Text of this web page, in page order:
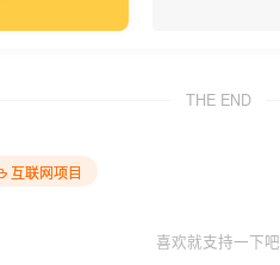
THE END
互联网项目
喜欢就支持一下吧